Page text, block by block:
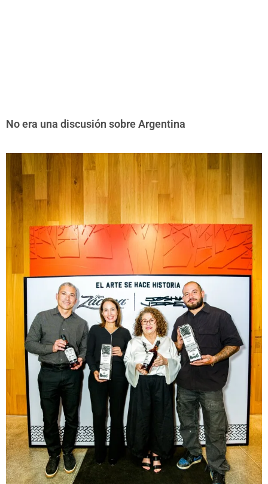
No era una discusión sobre Argentina